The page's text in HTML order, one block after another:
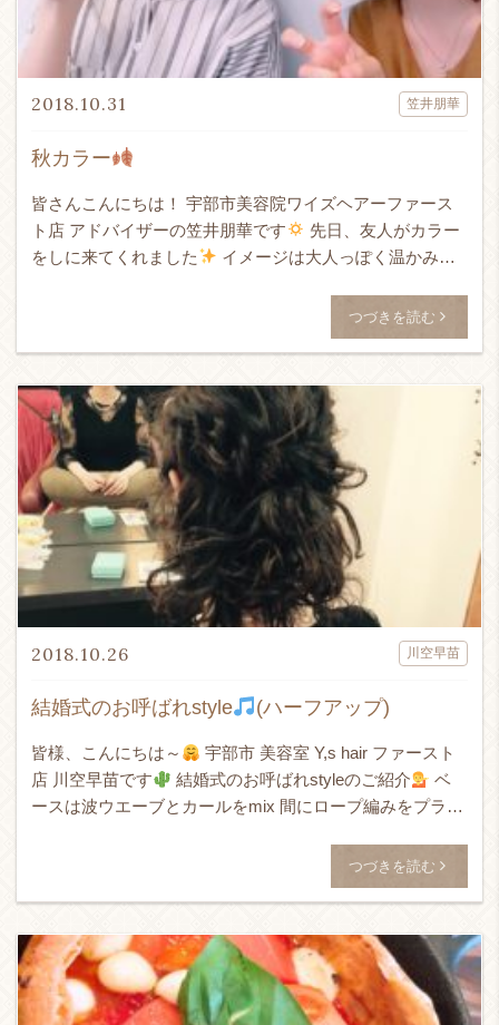
秋カラー
2018.10.31 笠井朋華
皆さんこんにちは！ 宇部市美容院ワイズヘアーファース
ト店 アドバイザーの笠井朋華です
先日、友人がカラー
をしに来てくれました
イメージは大人っぽく温かみの
つづきを読む
結婚式のお呼ばれstyle (ハーフアップ)
2018.10.26 川空早苗
皆様、こんにちは～
宇部市 美容室 Y,s hair ファースト
店 川空早苗です
結婚式のお呼ばれstyleのご紹介
ベ
ースは波ウエーブとカールをmix 間にロープ編みをプラ
つづきを読む